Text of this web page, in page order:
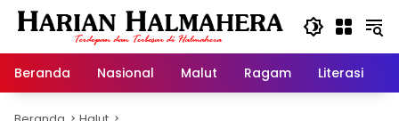
Langsung
Beranda
Nasional Malut Ragam Literasi